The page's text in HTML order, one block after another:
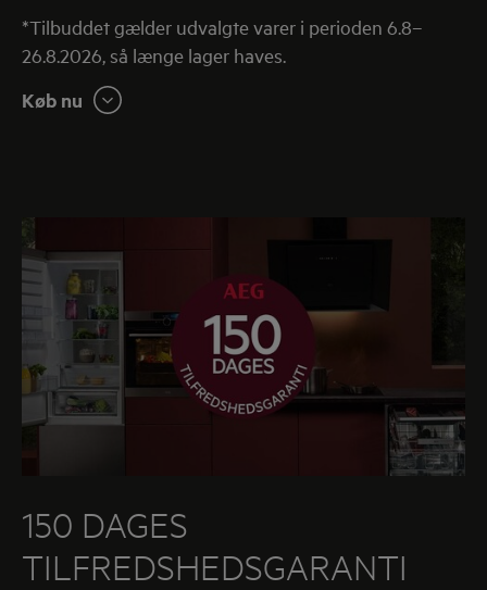
*Tilbuddet gælder udvalgte varer i perioden 6.8–
26.8.2026, så længe lager haves.
Køb nu
150 DAGES
TILFREDSHEDSGARANTI